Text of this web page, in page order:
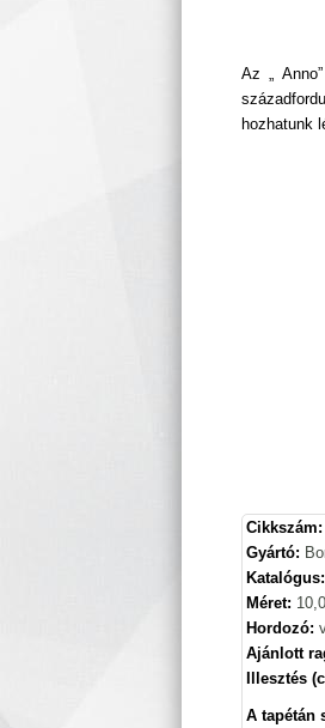
Az „
hozhatunk
Cikkszám:
Gyártó:
Katalógus:
Méret:
Hordozó:
Ajánlott
Illesztés
A tapétán